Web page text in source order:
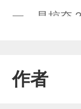
一，是掠夺
wl108，你
作者